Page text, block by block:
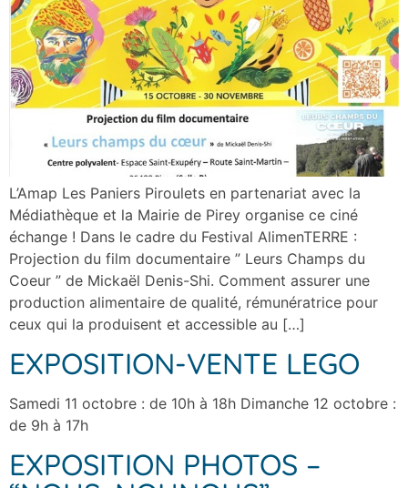
L’Amap Les Paniers Piroulets en partenariat avec la
Médiathèque et la Mairie de Pirey organise ce ciné
échange ! Dans le cadre du Festival AlimenTERRE :
Projection du film documentaire ” Leurs Champs du
Coeur ” de Mickaël Denis-Shi. Comment assurer une
production alimentaire de qualité, rémunératrice pour
ceux qui la produisent et accessible au […]
EXPOSITION-VENTE LEGO
Samedi 11 octobre : de 10h à 18h Dimanche 12 octobre :
de 9h à 17h
EXPOSITION PHOTOS –